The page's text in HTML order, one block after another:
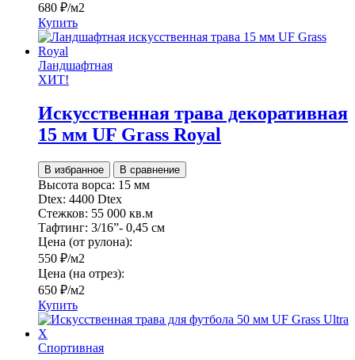
680 ₽/м2
Купить
Ландшафтная
ХИТ!
Искусственная трава декоративная
15 мм UF Grass Royal
В избранное В сравнение
Высота ворса: 15 мм
Dtex: 4400 Dtex
Стежков: 55 000 кв.м
Тафтинг: 3/16”- 0,45 см
Цена (от рулона):
550 ₽/м2
Цена (на отрез):
650 ₽/м2
Купить
Спортивная